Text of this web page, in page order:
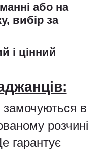
або на
вибір за
і цінний
замочуються в
розчині
гарантує